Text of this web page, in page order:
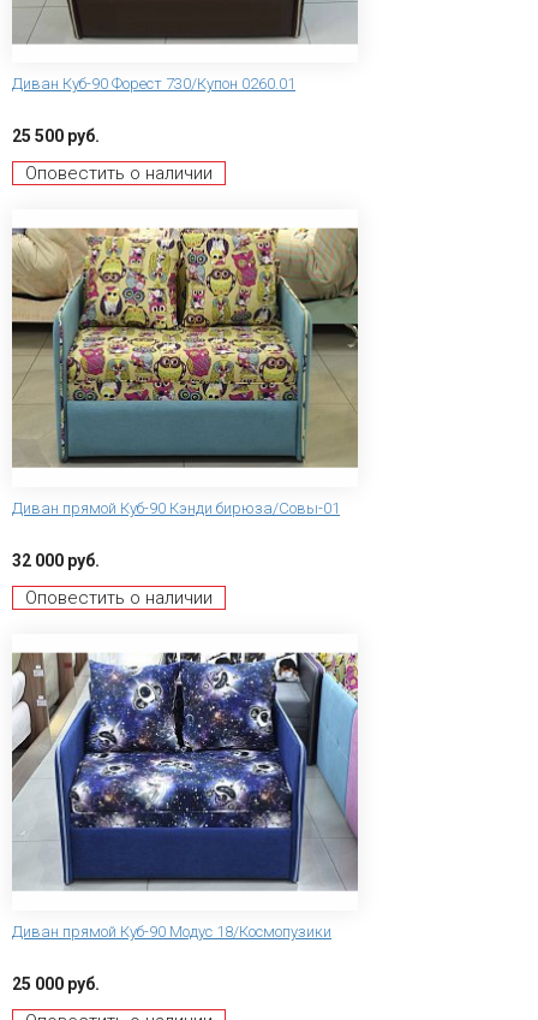
Диван Куб-90 Форест 730/Купон 0260.01
25 500 руб.
Оповестить о наличии
Диван прямой Куб-90 Кэнди бирюза/Совы-01
32 000 руб.
Оповестить о наличии
Диван прямой Куб-90 Модус 18/Космопузики
25 000 руб.